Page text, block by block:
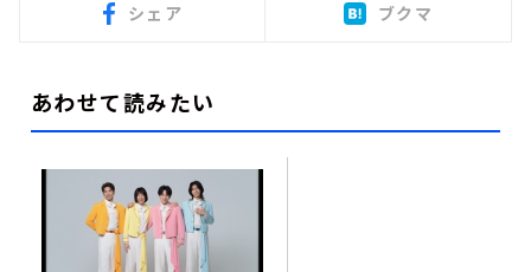
シェア ブクマ
あわせて読みたい